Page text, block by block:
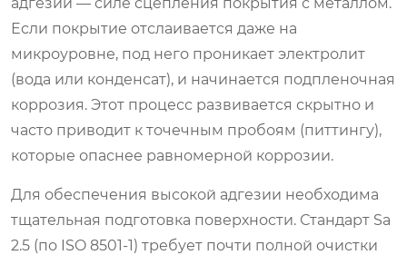
Если покрытие отслаивается даже на
микроуровне, под него проникает электролит
(вода или конденсат), и начинается подпленочная
коррозия. Этот процесс развивается скрытно и
часто приводит к точечным пробоям (питтингу),
которые опаснее равномерной коррозии.
Для обеспечения высокой адгезии необходима
тщательная подготовка поверхности. Стандарт Sa
2.5 (по ISO 8501-1) требует почти полной очистки